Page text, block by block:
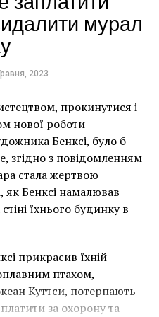
версию «Крика»,
хранится
мурал
2023
прокинутися і
нової роботи
Бенксі, було б
згідно з повідомленням
стала жертвою
як Бенксі намалював
їхнього будинку в
прикрасив їхній
птахом,
Куттси, потерпають
за охорону та